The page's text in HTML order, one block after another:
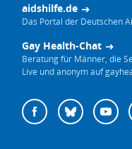
aidshilfe.de
Das Portal der Deutschen
Gay Health-Chat
Beratung für Männer, die
Live und anonym auf
Deutsche
Aidshilfe
FacebookBluesky